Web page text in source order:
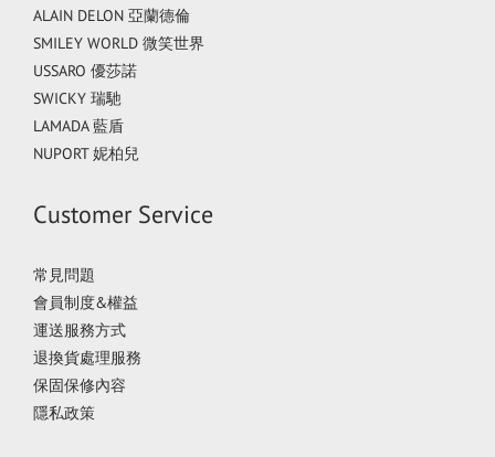
ALAIN DELON 亞蘭德倫
SMILEY WORLD 微笑世界
USSARO 優莎諾
SWICKY 瑞馳
LAMADA 藍盾
NUPORT 妮柏兒
Customer Service
常見問題
會員制度&權益
運送服務方式
退換貨處理服務
保固保修內容
隱私政策